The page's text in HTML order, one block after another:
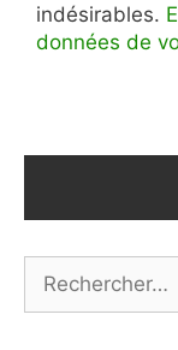
indésirables.
données de